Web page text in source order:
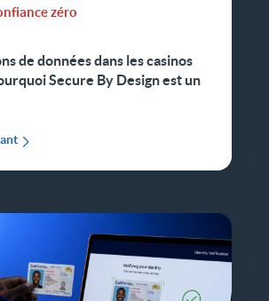
zéro
de données dans les casinos
Secure By Design est un